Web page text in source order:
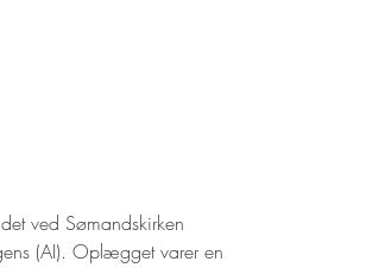
ved Sømandskirken
(AI). Oplægget varer en